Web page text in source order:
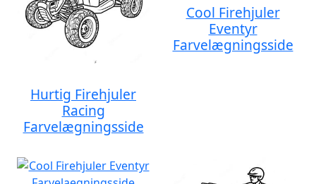
Hurtig Firehjuler
Racing
Farvelægningsside
Cool Firehjuler
Eventyr
Farvelægningsside